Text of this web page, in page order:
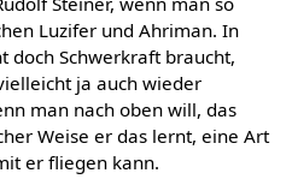
Luzifer und Ahriman. In
doch Schwerkraft braucht,
ja auch wieder
man nach oben will, das
Weise er das lernt, eine Art
er fliegen kann.